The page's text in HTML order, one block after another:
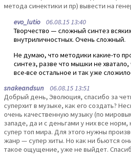
метода синектики и пр) вывести на
evo_lutio06.08.15 13:40
Творчество — сложный синтез
внутриличностных. Очень сложный.
Не думаю, что методики какие-то
синтез, разве что мышки не
все-все остальное и так уже
snakeandsun 06.08.15 13:51
Добрый день, Эволюция, спасибо за
суперхит в музыке, как его создать?
очень качественную музыку (по
западе, да и с деньгами у них все
супер топ мира. Для этого нужны
жанр — супер хиты. Но как ни бьются
такое ощущение, уже не выйдет.